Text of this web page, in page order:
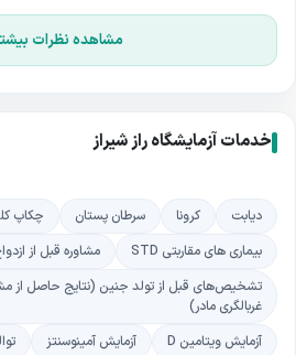
مشاهده نظرات
خدمات آزمایشگاه راز شیراز
دیابت کرونا سرطان پستان چکاپ
بیماری های مقاربتی STD
مشاوره قبل از
تشخیص‌های قبل از تولد جنین (نتایج حاصل از
غربالگری مادر)
آزمایش ویتامین D
آزمایش آمینوسنتز